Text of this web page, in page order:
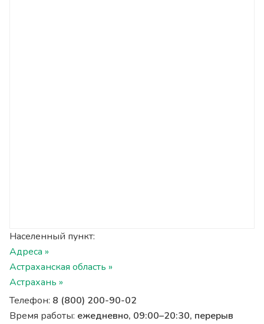
Населенный пункт:
Адреса »
Астраханская область »
Астрахань »
Телефон: 8 (800) 200-90-02
Время работы: ежедневно, 09:00–20:30, перерыв